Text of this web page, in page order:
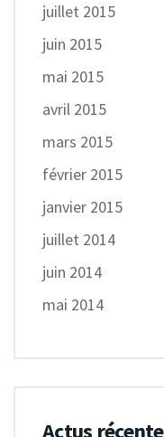
juillet 2015
juin 2015
mai 2015
avril 2015
mars 2015
février 2015
janvier 2015
juillet 2014
juin 2014
mai 2014
Actus